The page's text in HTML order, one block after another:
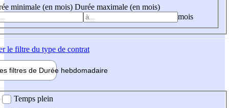
minimale (en mois) Durée maximale (en mois)
mois
le filtre du type de contrat
filtres de Durée hebdomadaire
Temps plein